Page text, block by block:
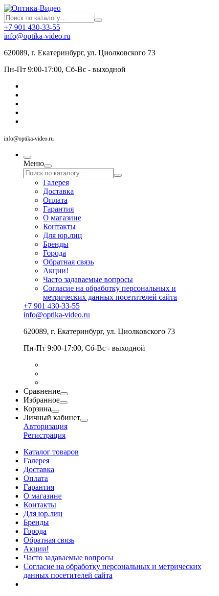
+7 901 430-33-55
info@optika-video.ru
620089, г. Екатеринбург, ул. Циолковского 73
Пн-Пт 9:00-17:00, Сб-Вс - выходной
info@optika-video.ru
Меню
Галерея
Доставка
Оплата
Гарантия
О магазине
Контакты
Для юр.лиц
Бренды
Города
Обратная связь
Акции!
Часто задаваемые вопросы
Согласие на обработку персональных и
метрических данных посетителей сайта
+7 901 430-33-55
info@optika-video.ru
620089, г. Екатеринбург, ул. Циолковского 73
Пн-Пт 9:00-17:00, Сб-Вс - выходной
Сравнение
Избранное
Корзина
Личный кабинет
Авторизация
Регистрация
Каталог товаров
Галерея
Доставка
Оплата
Гарантия
О магазине
Контакты
Для юр.лиц
Бренды
Города
Обратная связь
Акции!
Часто задаваемые вопросы
Согласие на обработку персональных и метрических
данных посетителей сайта